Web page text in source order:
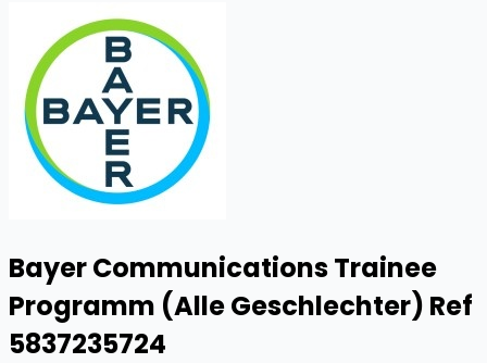
Bayer Communications Trainee
Programm (Alle Geschlechter) Ref
5837235724